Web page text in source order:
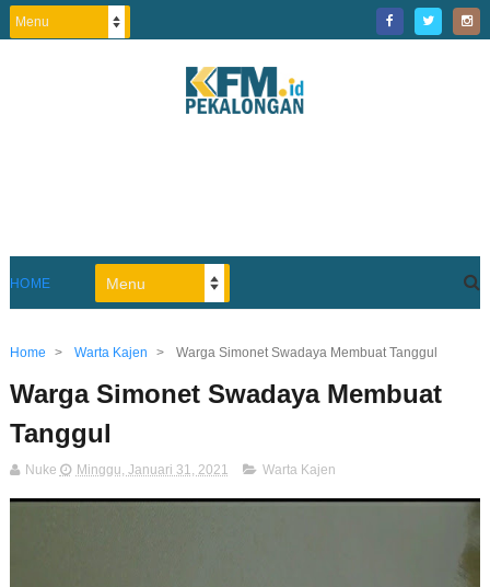
HOME
Home > Warta Kajen > Warga Simonet Swadaya Membuat Tanggul
Warga Simonet Swadaya Membuat
Tanggul
Nuke Minggu, Januari 31, 2021 Warta Kajen